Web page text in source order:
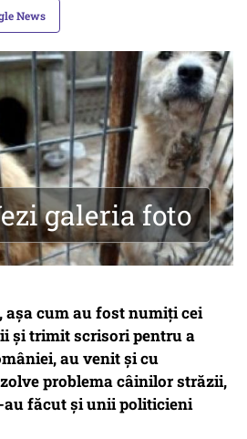
News
galeria foto
așa cum au fost numiți cei
și trimit scrisori pentru a
au venit și cu
problema câinilor străzii,
au făcut și unii politicieni